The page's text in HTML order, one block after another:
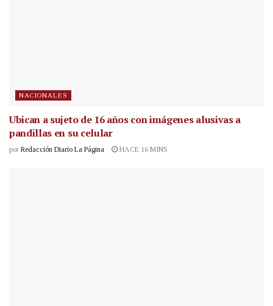
NACIONALES
Ubican a sujeto de 16 años con imágenes alusivas a
pandillas en su celular
por Redacción Diario La Página HACE 16 MINS